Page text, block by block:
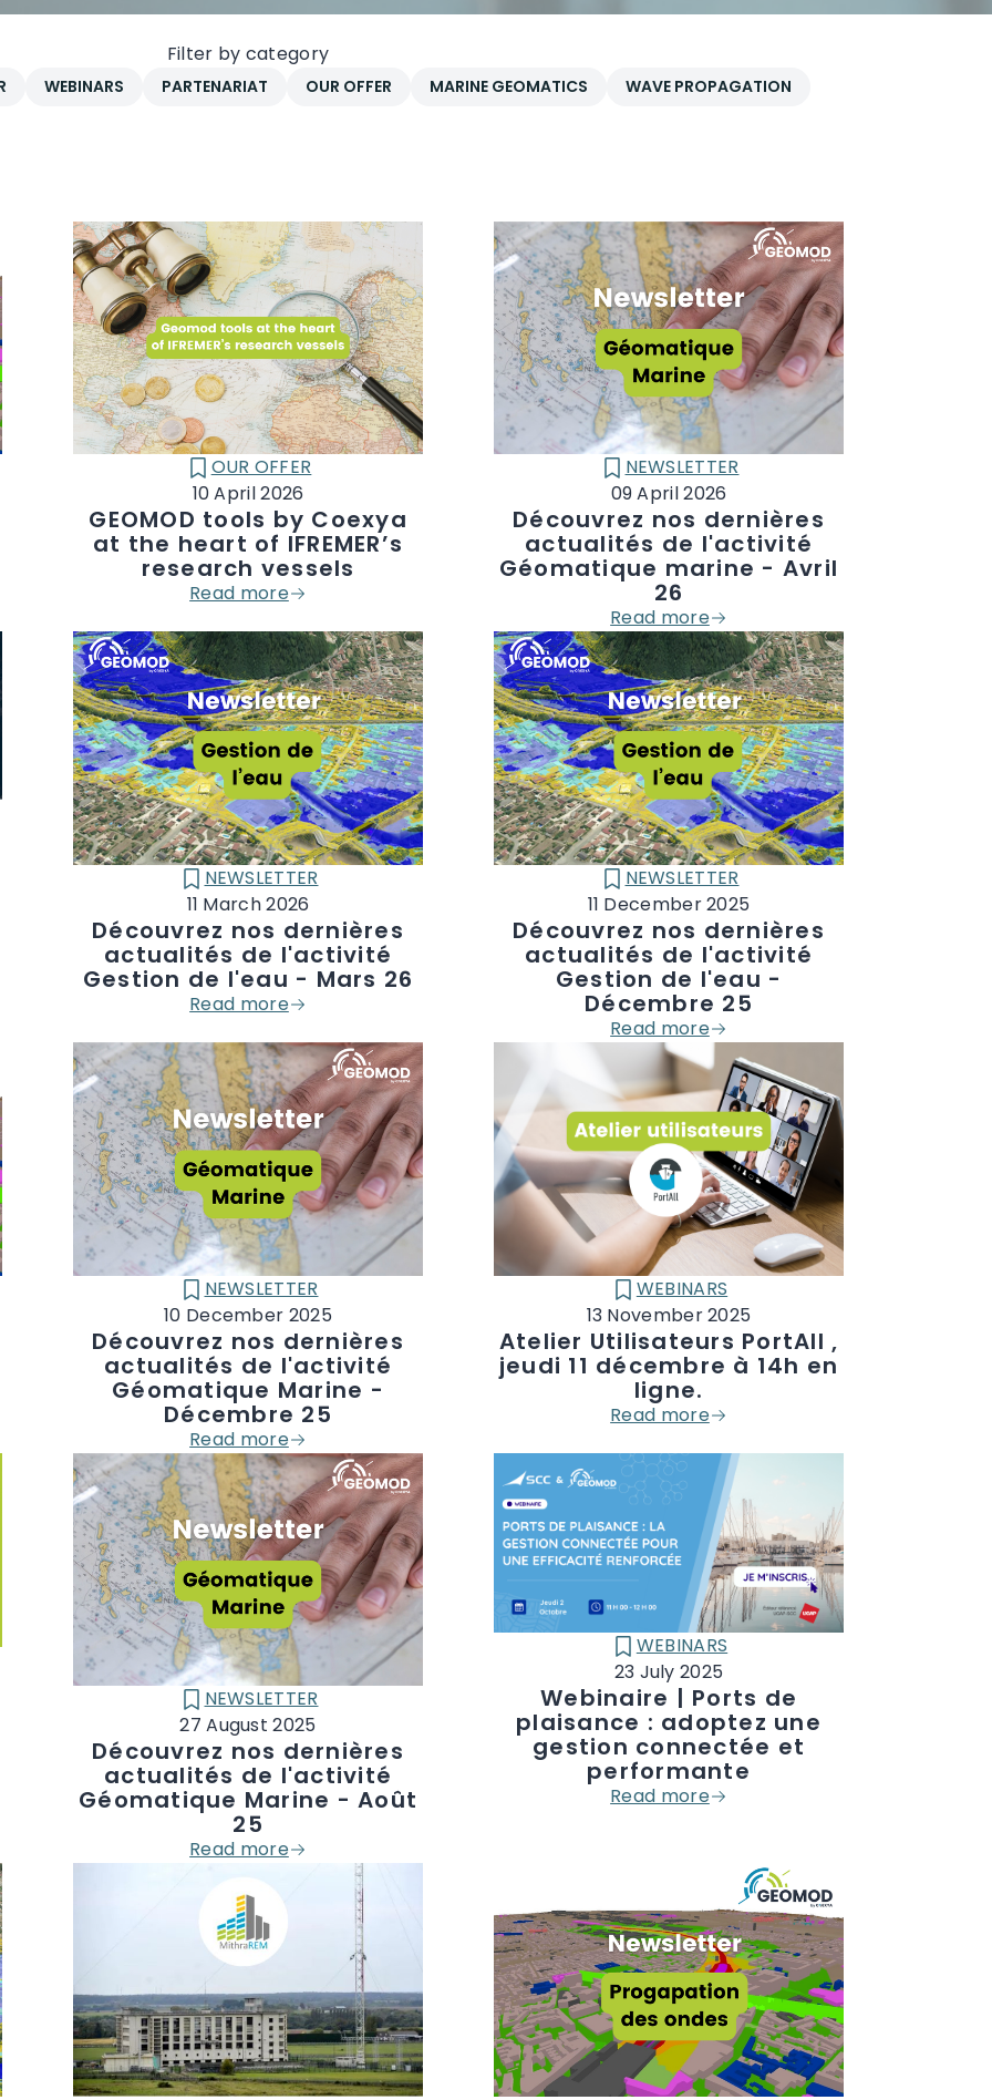
Filter by category
WEBINARS PARTENARIAT OUR OFFER MARINE GEOMATICS WAVE PROPAGATION
GEOMOD tools by Coexya
at the heart of IFREMER’s
research vessels
Read more
CATÉGORIE :
OUR OFFER
10 April 2026
Découvrez nos dernières
actualités de l'activité
Géomatique marine - Avril
26
Read more
CATÉGORIE :
NEWSLETTER
09 April 2026
Découvrez nos dernières
actualités de l'activité
Gestion de l'eau - Mars 26
Read more
CATÉGORIE :
NEWSLETTER
11 March 2026
Découvrez nos dernières
actualités de l'activité
Gestion de l'eau -
Décembre 25
Read more
CATÉGORIE :
NEWSLETTER
11 December 2025
Découvrez nos dernières
actualités de l'activité
Géomatique Marine -
Décembre 25
Read more
CATÉGORIE :
NEWSLETTER
10 December 2025
Atelier Utilisateurs PortAll ,
jeudi 11 décembre à 14h en
ligne.
Read more
CATÉGORIE :
WEBINARS
13 November 2025
Découvrez nos dernières
actualités de l'activité
Géomatique Marine - Août
25
Read more
CATÉGORIE :
NEWSLETTER
27 August 2025
Webinaire | Ports de
plaisance : adoptez une
gestion connectée et
performante
Read more
CATÉGORIE :
WEBINARS
23 July 2025